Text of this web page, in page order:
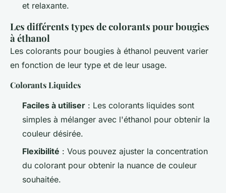
et relaxante.
Les différents types de colorants pour bougies
à éthanol
Les colorants pour bougies à éthanol peuvent varier
en fonction de leur type et de leur usage.
Colorants Liquides
Faciles à utiliser : Les colorants liquides sont
simples à mélanger avec l'éthanol pour obtenir la
couleur désirée.
Flexibilité : Vous pouvez ajuster la concentration
du colorant pour obtenir la nuance de couleur
souhaitée.